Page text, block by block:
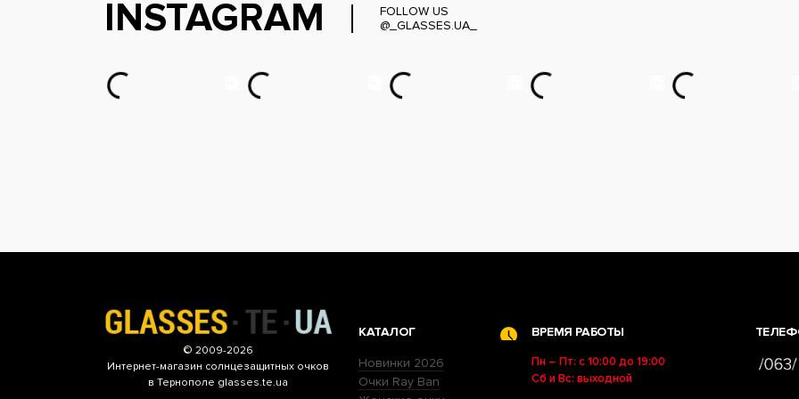
INSTAGRAM
FOLLOW US
@_GLASSES.UA_
© 2009-2026
Интернет-магазин солнцезащитных очков
в Тернополе glasses.te.ua
КАТАЛОГ
Новинки 2026
Очки Ray Ban
ВРЕМЯ РАБОТЫ
Пн – Пт: с 10:00 до 19:00
Сб и Вс: выходной